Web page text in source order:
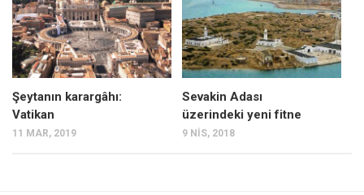
Şeytanın karargâhı:
Vatikan
11 MAR, 2019
Sevakin Adası
üzerindeki yeni fitne
9 NIS, 2018